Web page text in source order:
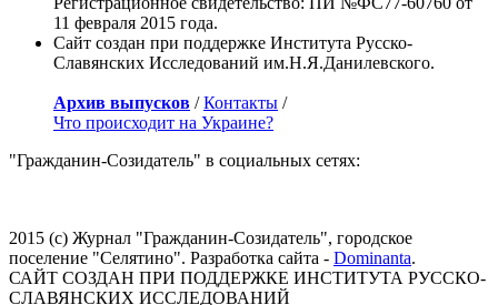
11 февраля 2015 года.
Сайт создан при поддержке Института Русско-
Славянских Исследований им.Н.Я.Данилевского.
Архив выпусков /Контакты /
Что происходит на Украине?
"Гражданин-Созидатель" в социальных сетях:
2015 (с) Журнал "Гражданин-Созидатель", городское
поселение "Селятино". Разработка сайта - Dominanta.
САЙТ СОЗДАН ПРИ ПОДДЕРЖКЕ ИНСТИТУТА РУССКО-
СЛАВЯНСКИХ ИССЛЕДОВАНИЙ